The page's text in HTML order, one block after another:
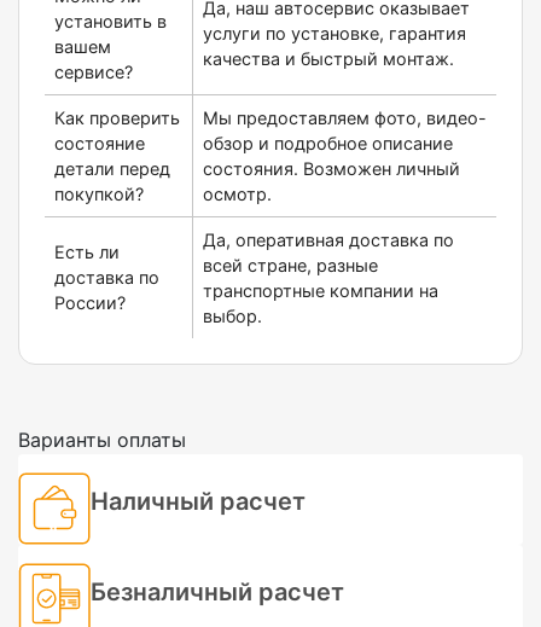
установить в
вашем
сервисе?
Да, наш автосервис оказывает
услуги по установке, гарантия
качества и быстрый монтаж.
Как проверить
состояние
детали перед
покупкой?
Мы предоставляем фото, видео-
обзор и подробное описание
состояния. Возможен личный
осмотр.
Есть ли
доставка по
России?
Да, оперативная доставка по
всей стране, разные
транспортные компании на
выбор.
Варианты оплаты
Наличный расчет
Безналичный расчет